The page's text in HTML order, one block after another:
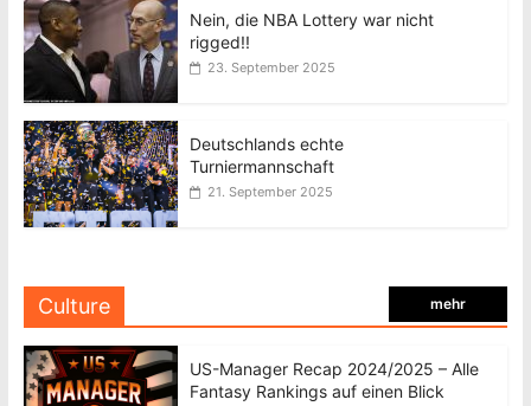
Nein, die NBA Lottery war nicht
rigged!!
23. September 2025
Deutschlands echte
Turniermannschaft
21. September 2025
Culture mehr
US-Manager Recap 2024/2025 – Alle
Fantasy Rankings auf einen Blick